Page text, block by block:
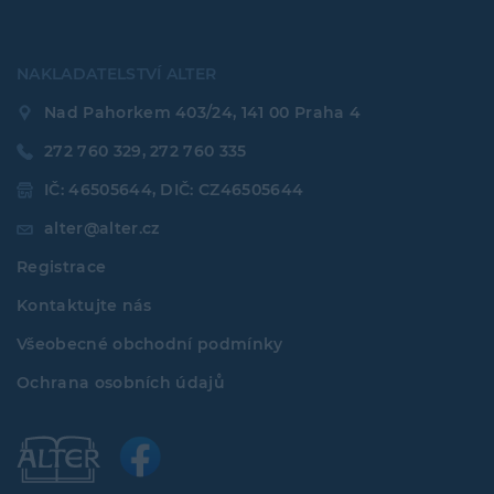
NAKLADATELSTVÍ ALTER
Nad Pahorkem 403/24, 141 00 Praha 4
272 760 329, 272 760 335
IČ: 46505644, DIČ: CZ46505644
alter@alter.cz
Registrace
Kontaktujte nás
Všeobecné obchodní podmínky
Ochrana osobních údajů